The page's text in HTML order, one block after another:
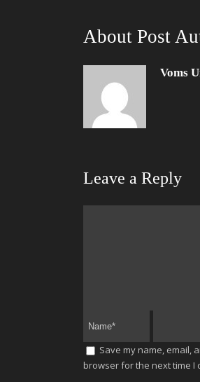
About Post
Voms
Leave a Reply
Save my name, email,
browser for the next time I